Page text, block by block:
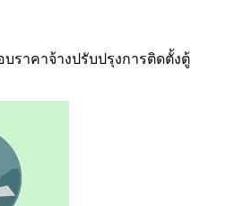
บราคาจ้างปรับปรุงการติดตั้งตู้